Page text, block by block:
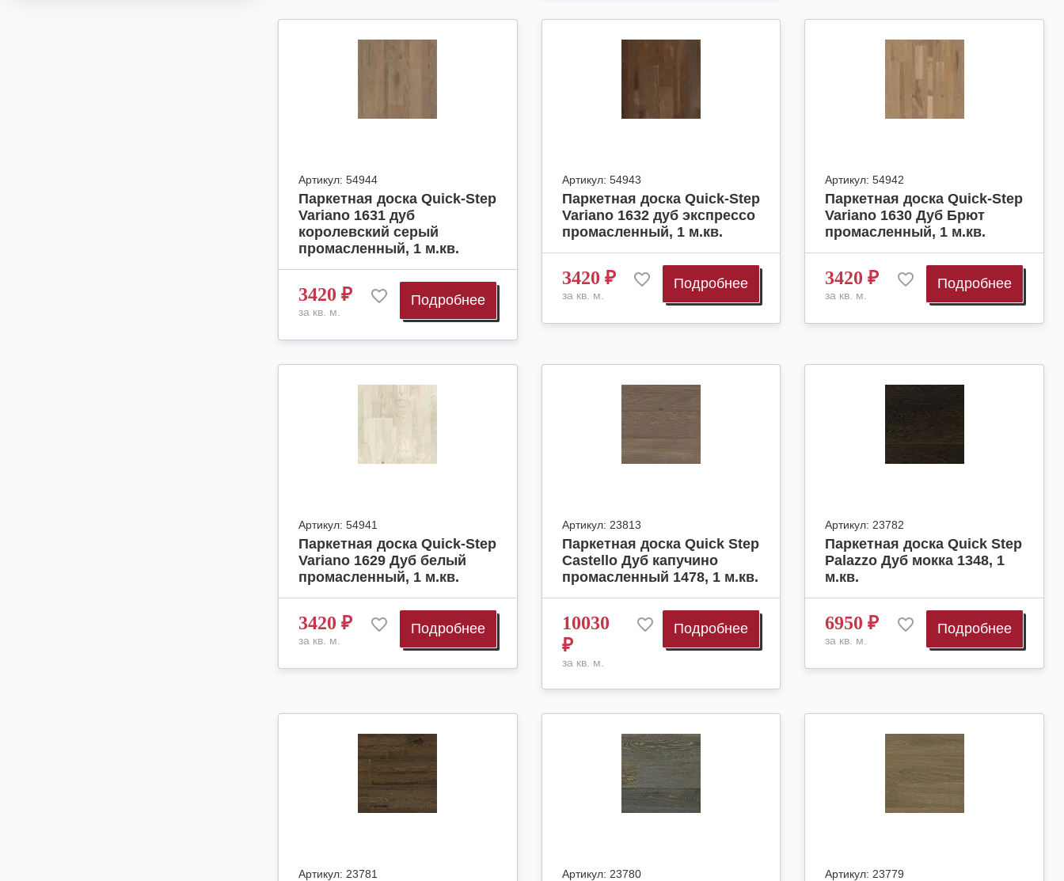
Артикул: 54944
Паркетная доска Quick-Step
Variano 1631 дуб
королевский серый
промасленный, 1 м.кв.
3420 ₽
за кв. м.
Подробнее
Артикул: 54943
Паркетная доска Quick-Step
Variano 1632 дуб экспрессо
промасленный, 1 м.кв.
3420 ₽
за кв. м.
Подробнее
Артикул: 54942
Паркетная доска Quick-Step
Variano 1630 Дуб Брют
промасленный, 1 м.кв.
3420 ₽
за кв. м.
Подробнее
Артикул: 54941
Паркетная доска Quick-Step
Variano 1629 Дуб белый
промасленный, 1 м.кв.
3420 ₽
за кв. м.
Подробнее
Артикул: 23813
Паркетная доска Quick Step
Castello Дуб капучино
промасленный 1478, 1 м.кв.
10030
₽
за кв. м.
Подробнее
Артикул: 23782
Паркетная доска Quick Step
Palazzo Дуб мокка 1348, 1
м.кв.
6950 ₽
за кв. м.
Подробнее
Артикул: 23781 Артикул: 23780 Артикул: 23779